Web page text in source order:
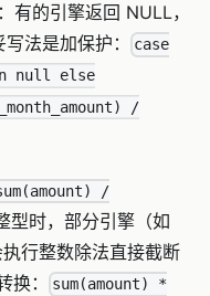
有的引擎返回 NULL，
法是加保护：
case
null else
/
/
型时，部分引擎（如
执行整数除法直接截断
：
sum(amount) *